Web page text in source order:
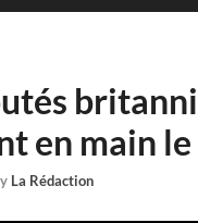
en main
La Rédaction